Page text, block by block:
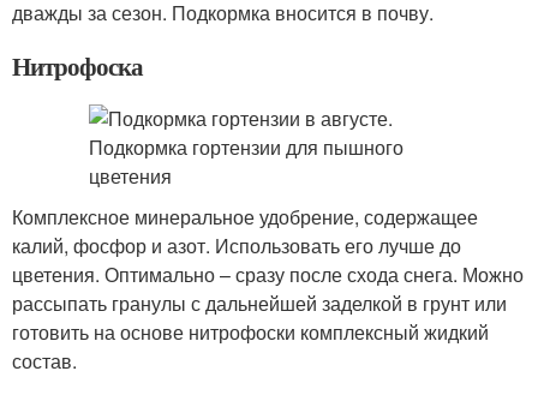
дважды за сезон. Подкормка вносится в почву.
Нитрофоска
Комплексное минеральное удобрение, содержащее
калий, фосфор и азот. Использовать его лучше до
цветения. Оптимально – сразу после схода снега. Можно
рассыпать гранулы с дальнейшей заделкой в грунт или
готовить на основе нитрофоски комплексный жидкий
состав.